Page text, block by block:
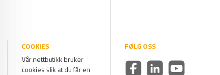
COOKIES
Vår nettbutikk bruker
cookies slik at du får en
FØLG OSS